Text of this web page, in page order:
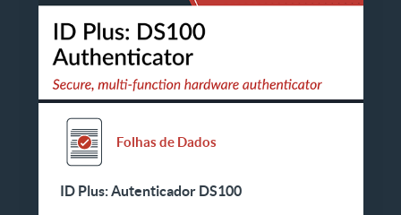
Folhas de Dados
ID Plus: Autenticador DS100